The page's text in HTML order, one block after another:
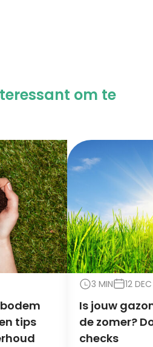
om te
tips
3 MIN 12 DEC
Is jouw
de zomer?
checks